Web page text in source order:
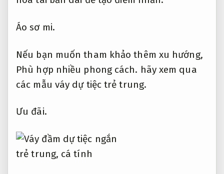
Áo sơ mi.
Nếu bạn muốn tham khảo thêm xu hướng,
Phù hợp nhiều phong cách. hãy xem qua
các mẫu váy dự tiệc trẻ trung.
Ưu đãi.